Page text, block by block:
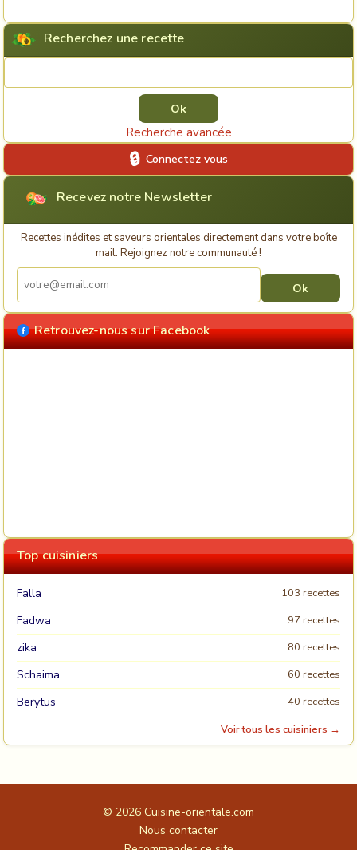
Recherchez une recette
Recherche avancée
Connectez vous
Recevez notre Newsletter
Recettes inédites et saveurs orientales directement dans votre boîte
mail. Rejoignez notre communauté !
Retrouvez-nous sur Facebook
Top cuisiniers
Falla 103 recettes
Fadwa 97 recettes
zika 80 recettes
Schaima 60 recettes
Berytus
40 recettes
Voir tous les cuisiniers →
© 2026 Cuisine-orientale.com
Nous contacter